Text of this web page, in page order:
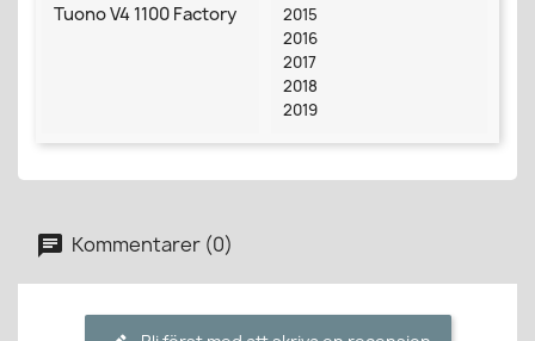
Tuono V4 1100 Factory
2015
2016
2017
2018
2019
Kommentarer (0)